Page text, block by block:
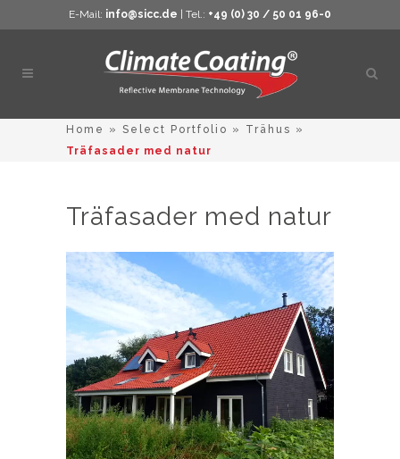
E-Mail: info@sicc.de | Tel.: +49 (0) 30 / 50 01 96-0
Home » Select Portfolio » Trähus »
Träfasader med natur
Träfasader med natur